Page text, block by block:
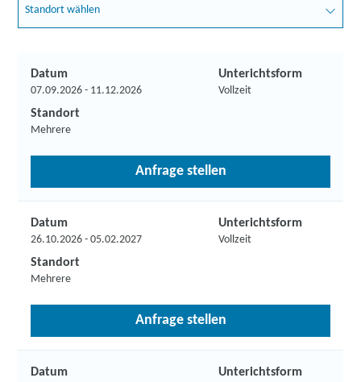
Standort wählen
Datum
07.09.2026 - 11.12.2026
Unterichtsform
Vollzeit
Standort
Mehrere
Anfrage stellen
Datum
26.10.2026 - 05.02.2027
Unterichtsform
Vollzeit
Standort
Mehrere
Anfrage stellen
Datum Unterichtsform